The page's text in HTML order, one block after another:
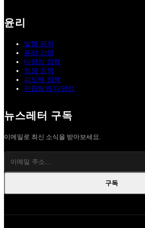
윤리
발행 원칙
윤리 강령
다양성 정책
정정 정책
피드백 정책
편집팀의 다양성
뉴스레터 구독
이메일로 최신 소식을 받아보세요.
구독